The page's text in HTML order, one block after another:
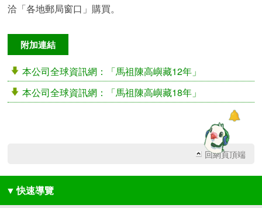
洽「各地郵局窗口」購買。
附加連結
本公司全球資訊網：「馬祖陳高嶼藏12年」
本公司全球資訊網：「馬祖陳高嶼藏18年」
回網頁頂端
▼ 快速導覽